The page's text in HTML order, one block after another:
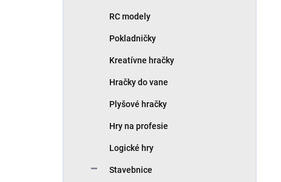
RC modely
Pokladničky
Kreatívne hračky
Hračky do vane
Plyšové hračky
Hry na profesie
Logické hry
Stavebnice